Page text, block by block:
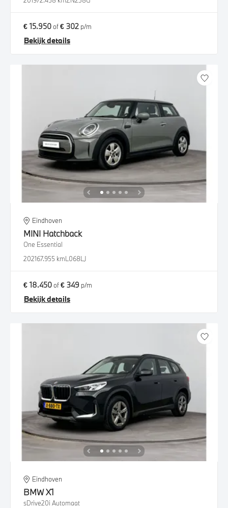
€ 15.950of€ 302 p/m
Bekijk details
Eindhoven
MINI Hatchback
One Essential
202167.955 kmL068LJ
€ 18.450of€ 349 p/m
Bekijk details
Eindhoven
BMWX1
sDrive20i Automaat